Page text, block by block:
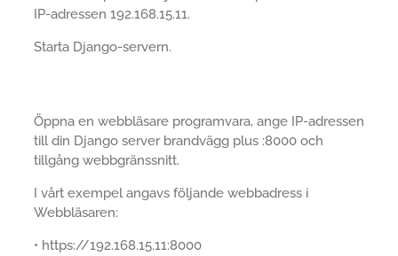
IP-adressen 192.168.15.11.
Starta Django-servern.
Öppna en webbläsare programvara, ange IP-adressen
till din Django server brandvägg plus :8000 och
tillgång webbgränssnitt.
I vårt exempel angavs följande webbadress i
Webbläsaren:
• https://192.168.15.11:8000